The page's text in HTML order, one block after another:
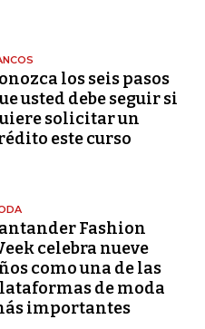
los seis pasos
usted debe seguir si
solicitar un
este curso
Fashion
celebra nueve
como una de las
de moda
importantes